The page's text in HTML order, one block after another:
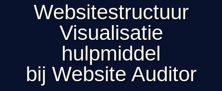
Websitestructuur
Visualisatie
hulpmiddel
bij Website Auditor